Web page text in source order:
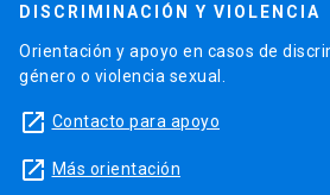
DISCRIMINACIÓN Y VIOLENCIA
Orientación y apoyo en casos de
género o violencia sexual.
launch Contacto para apoyo
launch Más orientación